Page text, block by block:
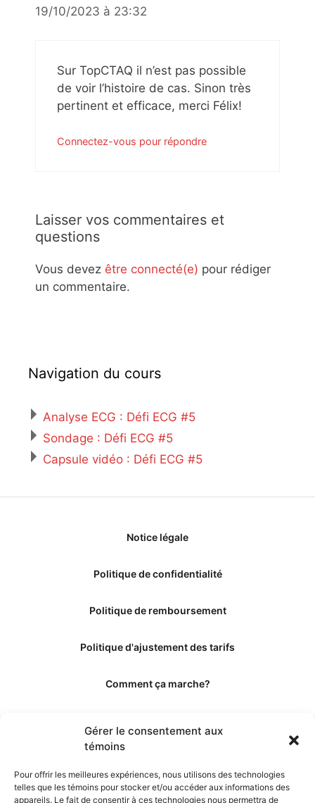
Gérer le consentement aux
témoins
Pour offrir les meilleures expériences, nous utilisons des technologies
telles que les témoins pour stocker et/ou accéder aux informations des
appareils. Le fait de consentir à ces technologies nous permettra de
19/10/2023 à 23:32
Sur TopCTAQ il n’est pas possible
de voir l’histoire de cas. Sinon très
pertinent et efficace, merci Félix!
Connectez-vous pour répondre
Laisser vos commentaires et
questions
Vous devez être connecté(e) pour rédiger
un commentaire.
Navigation du cours
Analyse ECG : Défi ECG #5
Sondage : Défi ECG #5
Capsule vidéo : Défi ECG #5
Notice légale
Politique de confidentialité
Politique de remboursement
Politique d'ajustement des tarifs
Comment ça marche?
Les éditeurs